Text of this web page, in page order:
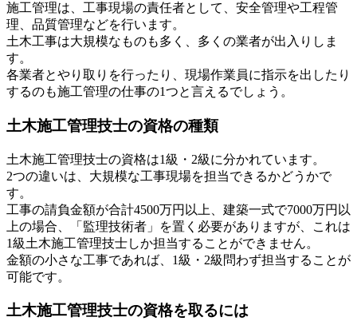
施工管理は、工事現場の責任者として、安全管理や工程管
理、品質管理などを行います。
土木工事は大規模なものも多く、多くの業者が出入りしま
す。
各業者とやり取りを行ったり、現場作業員に指示を出したり
するのも施工管理の仕事の1つと言えるでしょう。
土木施工管理技士の資格の種類
土木施工管理技士の資格は1級・2級に分かれています。
2つの違いは、大規模な工事現場を担当できるかどうかで
す。
工事の請負金額が合計4500万円以上、建築一式で7000万円以
上の場合、「監理技術者」を置く必要がありますが、これは
1級土木施工管理技士しか担当することができません。
金額の小さな工事であれば、1級・2級問わず担当することが
可能です。
土木施工管理技士の資格を取るには